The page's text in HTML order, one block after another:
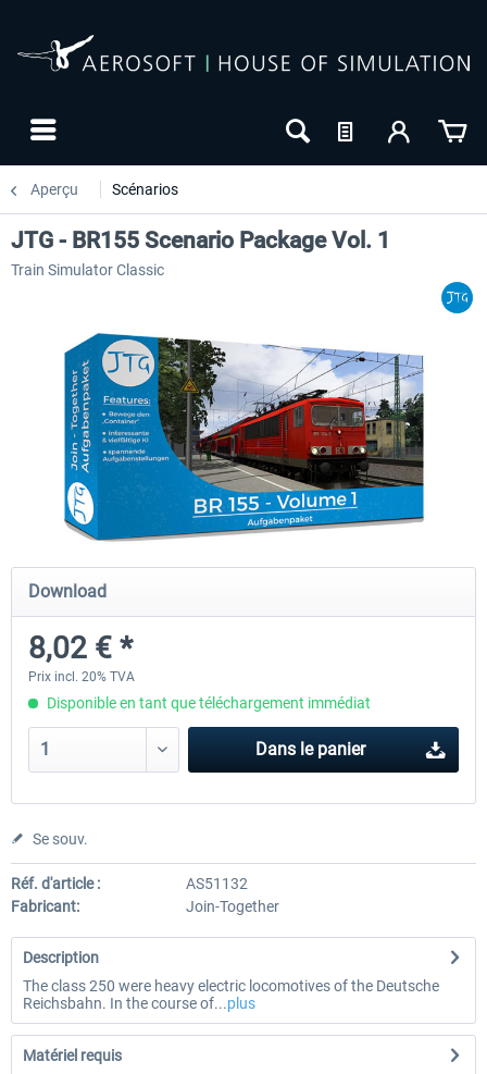
Aperçu Scénarios
Just Trains - U-Bahn Hamburg U1 &
39,95 € *
Railworks Szenario-Pack
JTG - BR155 Scenario Package Vol. 1
Train Simulator Classic
Download
8,02 € *
Prix incl. 20% TVA
Disponible en tant que téléchargement immédiat
Dans le panier
Se souv.
Réf. d'article :
AS51132
Fabricant:
Join-Together
Description
The class 250 were heavy electric locomotives of the Deutsche
Reichsbahn. In the course of...plus
Matériel requis